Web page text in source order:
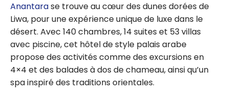
Anantarase trouve au cœur des dunes dorées de
Liwa, pour une expérience unique de luxe dans le
désert. Avec 140 chambres, 14 suites et 53 villas
avec piscine, cet hôtel de style palais arabe
propose des activités comme des excursions en
4×4 et des balades à dos de chameau, ainsi qu’un
spa inspiré des traditions orientales.